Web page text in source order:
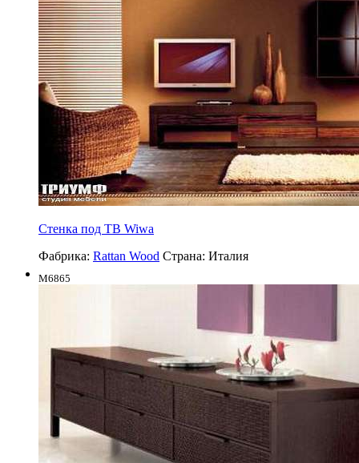
Стенка под ТВ Wiwa
Фабрика: Rattan Wood Страна: Италия
M6865